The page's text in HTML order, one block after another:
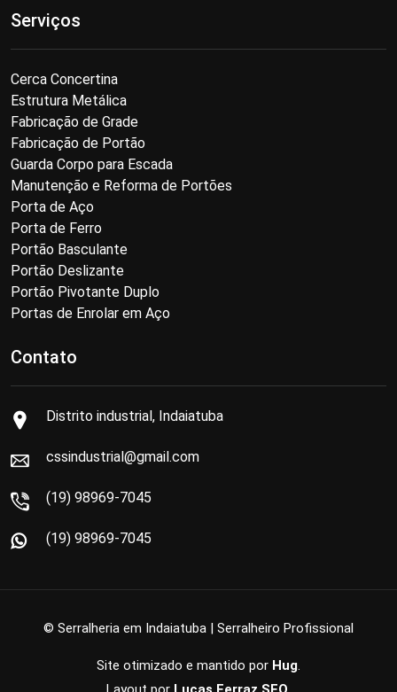
Serviços
Cerca Concertina
Estrutura Metálica
Fabricação de Grade
Fabricação de Portão
Guarda Corpo para Escada
Manutenção e Reforma de Portões
Porta de Aço
Porta de Ferro
Portão Basculante
Portão Deslizante
Portão Pivotante Duplo
Portas de Enrolar em Aço
Contato
Distrito industrial, Indaiatuba
cssindustrial@gmail.com
(19) 98969-7045
(19) 98969-7045
© Serralheria em Indaiatuba | Serralheiro Profissional
Site otimizado e mantido por Hug.